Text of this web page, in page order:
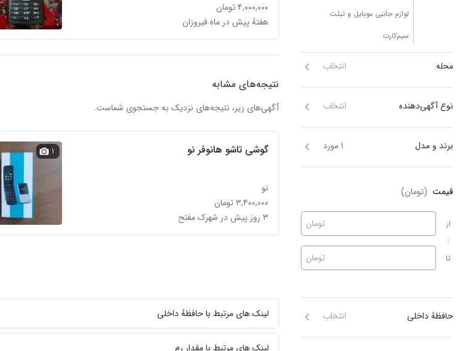
لوازم جانبی موبایل و تبلت
سیم‌کارت
محله انتخاب
نوع آگهی‌دهنده انتخاب
برند و مدل ۱ مورد
قیمت (تومان)
از
تا
تومان
تومان
حافظهٔ داخلی انتخاب
۴,۰۰۰,۰۰۰ تومان
هفتهٔ پیش در ماه فیروزان
نتیجه‌های مشابه
آگهی‌های زیر، نتیجه‌های نزدیک به جستجوی شماست.
گوشی تاشو هانوفر نو
نو
۳,۴۰۰,۰۰۰ تومان
۳ روز پیش در شهرک مفتح
۱
لینک های مرتبط با حافظهٔ داخلی
لینک های مرتبط با مقدار رم